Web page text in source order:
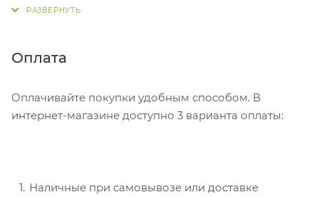
Нажмите кнопку «Оформить заказ».
Оплата
Оплачивайте покупки удобным способом. В
интернет-магазине доступно 3 варианта оплаты:
Наличные при самовывозе или доставке